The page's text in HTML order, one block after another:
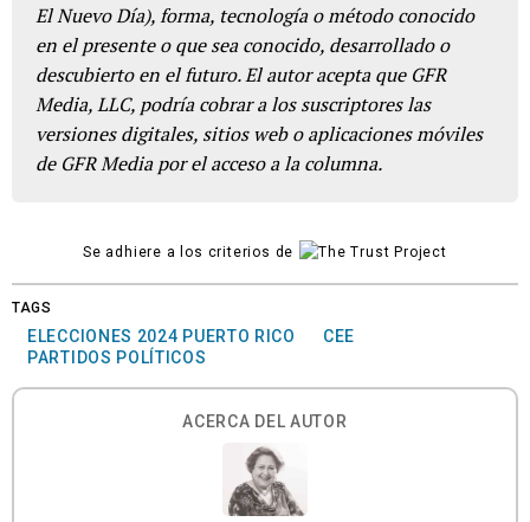
El Nuevo Día), forma, tecnología o método conocido
en el presente o que sea conocido, desarrollado o
descubierto en el futuro. El autor acepta que GFR
Media, LLC, podría cobrar a los suscriptores las
versiones digitales, sitios web o aplicaciones móviles
de GFR Media por el acceso a la columna.
Se adhiere a los criterios de
TAGS
ELECCIONES 2024 PUERTO RICO
CEE
PARTIDOS POLÍTICOS
ACERCA DEL AUTOR